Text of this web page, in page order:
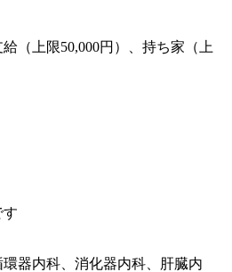
（上限50,000円）、持ち家（上
す
器内科、消化器内科、肝臓内